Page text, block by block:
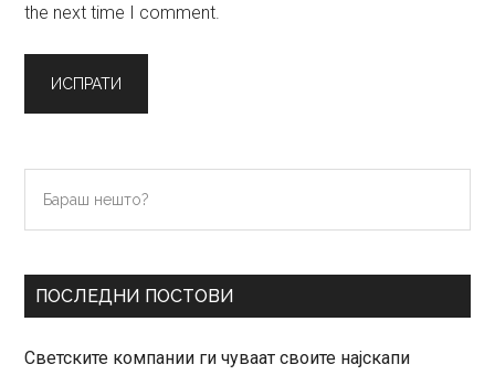
the next time I comment.
Primary
Sidebar
нешто?
ПОСЛЕДНИ ПОСТОВИ
Светските компании ги чуваат своите најскапи